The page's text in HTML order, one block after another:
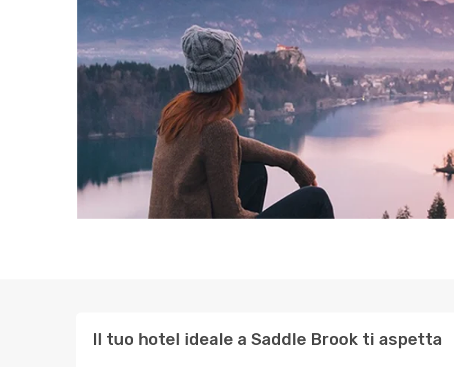
Il tuo hotel ideale a Saddle Brook ti aspetta